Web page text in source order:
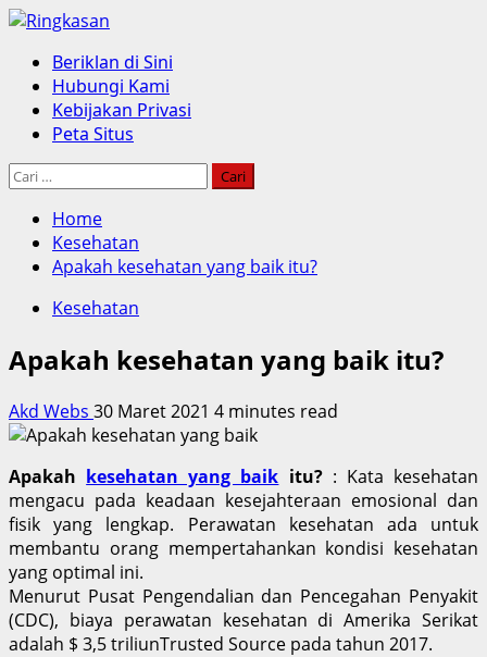
Skip
content
Primary
Menu
Beriklan di Sini
Hubungi Kami
Kebijakan Privasi
Peta Situs
Cari
Home
Kesehatan
Apakah kesehatan yang baik itu?
Kesehatan
Apakah kesehatan yang baik itu?
Akd Webs 30 Maret 2021 4 minutes read
Apakah kesehatan yang baik itu?: Kata kesehatan
mengacu pada keadaan kesejahteraan emosional dan
fisik yang lengkap. Perawatan kesehatan ada untuk
membantu orang mempertahankan kondisi kesehatan
yang optimal ini.
Menurut Pusat Pengendalian dan Pencegahan Penyakit
(CDC), biaya perawatan kesehatan di Amerika Serikat
adalah $ 3,5 triliunTrusted Source pada tahun 2017.